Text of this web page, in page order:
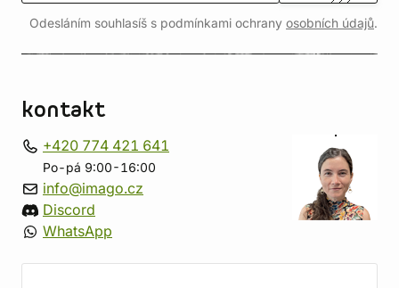
Odesláním souhlasíš s podmínkami ochrany osobních údajů.
kontakt
+420 774 421 641
Po-pá 9:00-16:00
info@imago.cz
Discord
WhatsApp